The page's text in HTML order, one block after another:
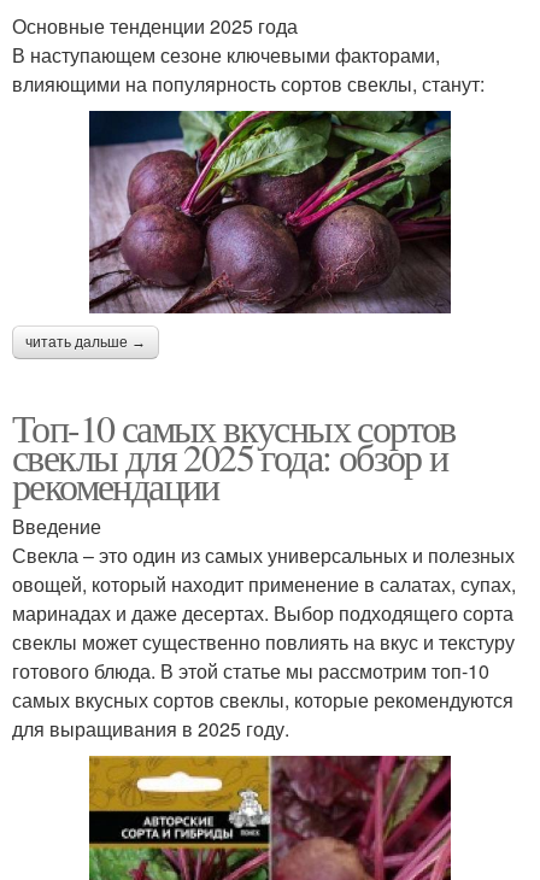
Основные тенденции 2025 года
В наступающем сезоне ключевыми факторами,
влияющими на популярность сортов свеклы, станут:
читать дальше →
Топ-10 самых вкусных сортов
свеклы для 2025 года: обзор и
рекомендации
Введение
Свекла – это один из самых универсальных и полезных
овощей, который находит применение в салатах, супах,
маринадах и даже десертах. Выбор подходящего сорта
свеклы может существенно повлиять на вкус и текстуру
готового блюда. В этой статье мы рассмотрим топ-10
самых вкусных сортов свеклы, которые рекомендуются
для выращивания в 2025 году.